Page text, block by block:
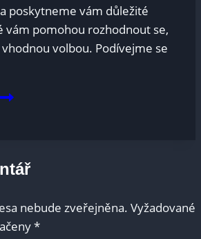
poskytneme vám důležité
vám pomohou ‍rozhodnout ⁤se,
⁤volbou. Podívejme ‍se
nebude zveřejněna. Vyžadované
*